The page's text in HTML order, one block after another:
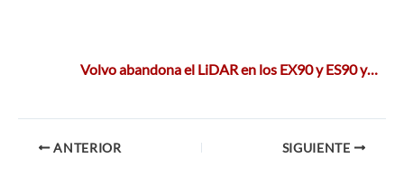
Volvo abandona el LiDAR en los EX90 y ES90 y…
ANTERIOR SIGUIENTE